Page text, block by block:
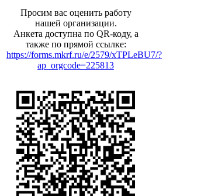
Просим вас оценить работу
нашей организации.
Анкета доступна по QR-коду, а
также по прямой ссылке:
https://forms.mkrf.ru/e/2579/xTPLeBU7/?
ap_orgcode=225813